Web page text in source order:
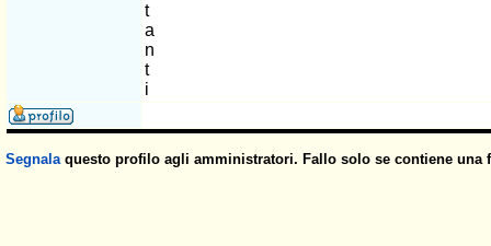
t
a
n
t
i
Segnalaquesto profilo agli amministratori. Fallo solo se contiene una